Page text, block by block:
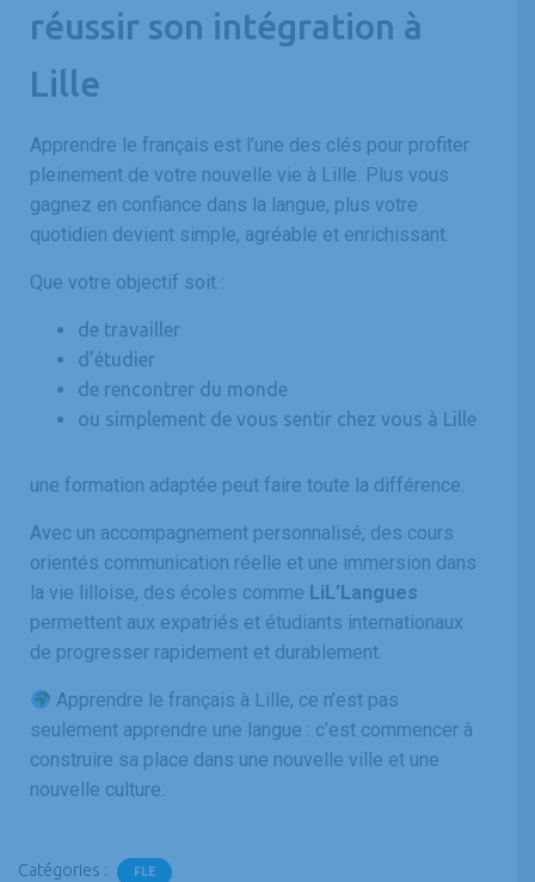
réussir son intégration à
Lille
Apprendre le français est l’une des clés pour profiter
pleinement de votre nouvelle vie à Lille. Plus vous
gagnez en confiance dans la langue, plus votre
quotidien devient simple, agréable et enrichissant.
Que votre objectif soit :
de travailler
d’étudier
de rencontrer du monde
ou simplement de vous sentir chez vous à Lille
une formation adaptée peut faire toute la différence.
Avec un accompagnement personnalisé, des cours
orientés communication réelle et une immersion dans
la vie lilloise, des écoles comme LiL’Langues
permettent aux expatriés et étudiants internationaux
de progresser rapidement et durablement.
Apprendre le français à Lille, ce n’est pas
seulement apprendre une langue : c’est commencer à
construire sa place dans une nouvelle ville et une
nouvelle culture.
Catégories : FLE